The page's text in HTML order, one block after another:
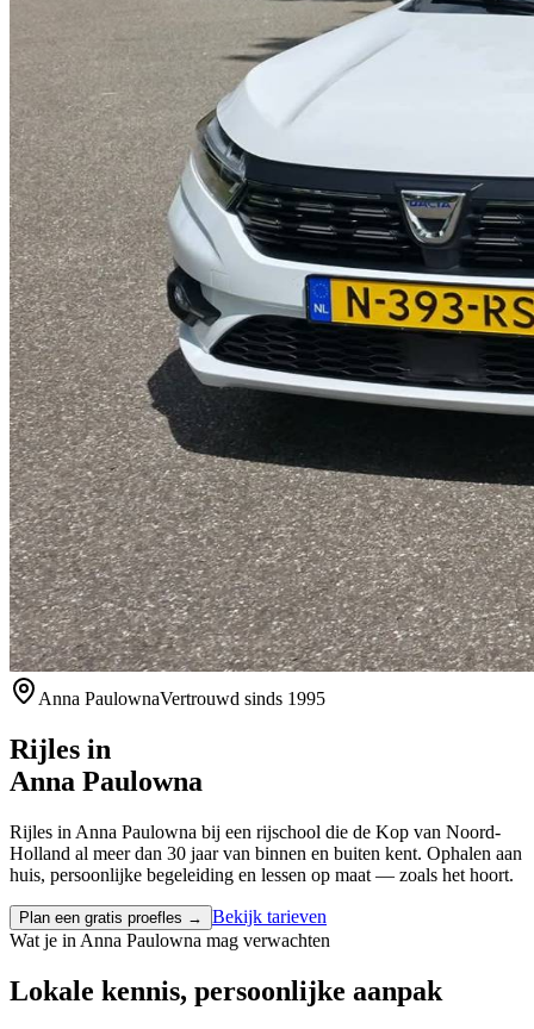
Anna PaulownaVertrouwd sinds 1995
Rijles in
Anna Paulowna
Rijles in Anna Paulowna bij een rijschool die de Kop van Noord-
Holland al meer dan 30 jaar van binnen en buiten kent. Ophalen aan
huis, persoonlijke begeleiding en lessen op maat — zoals het hoort.
Plan een gratis proefles →
Bekijk tarieven
Wat je in Anna Paulowna mag verwachten
Lokale kennis, persoonlijke aanpak